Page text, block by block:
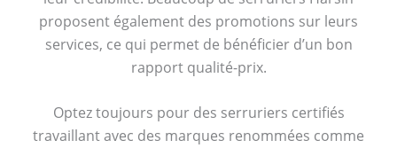
proposent également des promotions sur leurs
services, ce qui permet de bénéficier d’un bon
rapport qualité-prix.
Optez toujours pour des serruriers certifiés
travaillant avec des marques renommées comme